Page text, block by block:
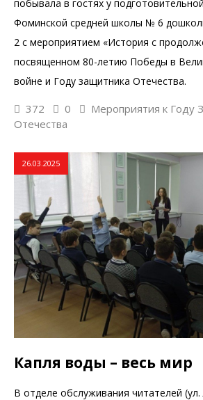
побывала в гостях у
Фоминской средней школы № 6
2 с мероприятием «История с
посвященном 80-летию Победы в
войне и Году защитника Отечества.
372 0
Мероприятия к Году
Отечества
26.03.2025
Капля воды – весь мир
В отделе обслуживания читателей